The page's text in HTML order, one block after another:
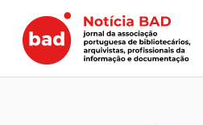
content